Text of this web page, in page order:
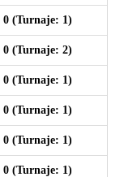
0 (Turnaje: 1)
0 (Turnaje: 2)
0 (Turnaje: 1)
0 (Turnaje: 1)
0 (Turnaje: 1)
0 (Turnaje: 1)